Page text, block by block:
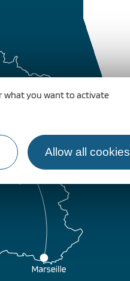
what you want to activate
Allow all cookies